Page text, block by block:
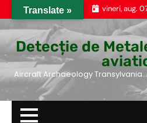
to
vineri, aug.
Detecție de
Aircraft Archaeology
Translate »